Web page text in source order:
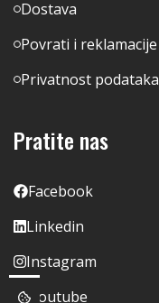
Dostava
Povrati i reklamacije
Privatnost podataka
Pratite nas
Facebook
Linkedin
Instagram
Youtube